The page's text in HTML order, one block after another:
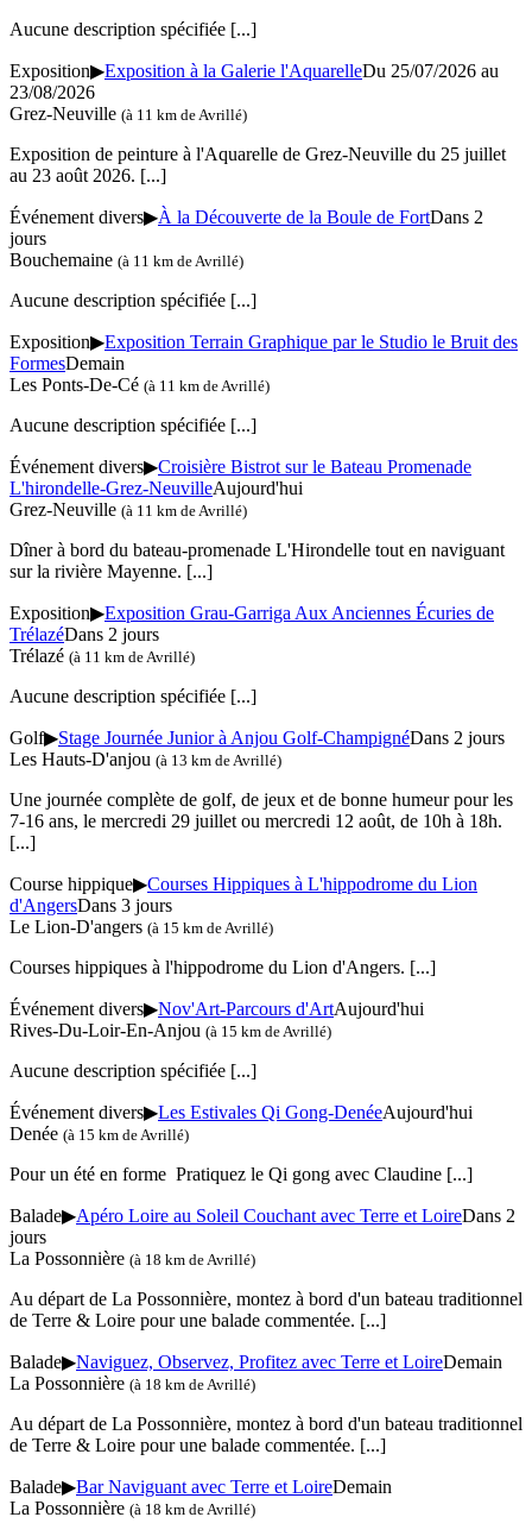
Aucune description spécifiée [...]
Exposition▶Exposition à la Galerie l'AquarelleDu 25/07/2026 au
23/08/2026
Grez-Neuville (à 11 km de Avrillé)
Exposition de peinture à l'Aquarelle de Grez-Neuville du 25 juillet
au 23 août 2026. [...]
Événement divers▶À la Découverte de la Boule de FortDans 2
jours
Bouchemaine (à 11 km de Avrillé)
Aucune description spécifiée [...]
Exposition▶Exposition Terrain Graphique par le Studio le Bruit des
FormesDemain
Les Ponts-De-Cé (à 11 km de Avrillé)
Aucune description spécifiée [...]
Événement divers▶Croisière Bistrot sur le Bateau Promenade
L'hirondelle-Grez-NeuvilleAujourd'hui
Grez-Neuville (à 11 km de Avrillé)
Dîner à bord du bateau-promenade L'Hirondelle tout en naviguant
sur la rivière Mayenne. [...]
Exposition▶Exposition Grau-Garriga Aux Anciennes Écuries de
TrélazéDans 2 jours
Trélazé (à 11 km de Avrillé)
Aucune description spécifiée [...]
Golf▶Stage Journée Junior à Anjou Golf-ChampignéDans 2 jours
Les Hauts-D'anjou (à 13 km de Avrillé)
Une journée complète de golf, de jeux et de bonne humeur pour les
7-16 ans, le mercredi 29 juillet ou mercredi 12 août, de 10h à 18h.
[...]
Course hippique▶Courses Hippiques à L'hippodrome du Lion
d'AngersDans 3 jours
Le Lion-D'angers (à 15 km de Avrillé)
Courses hippiques à l'hippodrome du Lion d'Angers. [...]
Événement divers▶Nov'Art-Parcours d'ArtAujourd'hui
Rives-Du-Loir-En-Anjou (à 15 km de Avrillé)
Aucune description spécifiée [...]
Événement divers▶Les Estivales Qi Gong-DenéeAujourd'hui
Denée (à 15 km de Avrillé)
Pour un été en forme Pratiquez le Qi gong avec Claudine [...]
Balade▶Apéro Loire au Soleil Couchant avec Terre et LoireDans 2
jours
La Possonnière (à 18 km de Avrillé)
Au départ de La Possonnière, montez à bord d'un bateau traditionnel
de Terre & Loire pour une balade commentée. [...]
Balade▶Naviguez, Observez, Profitez avec Terre et LoireDemain
La Possonnière (à 18 km de Avrillé)
Au départ de La Possonnière, montez à bord d'un bateau traditionnel
de Terre & Loire pour une balade commentée. [...]
Balade▶Bar Naviguant avec Terre et LoireDemain
La Possonnière (à 18 km de Avrillé)